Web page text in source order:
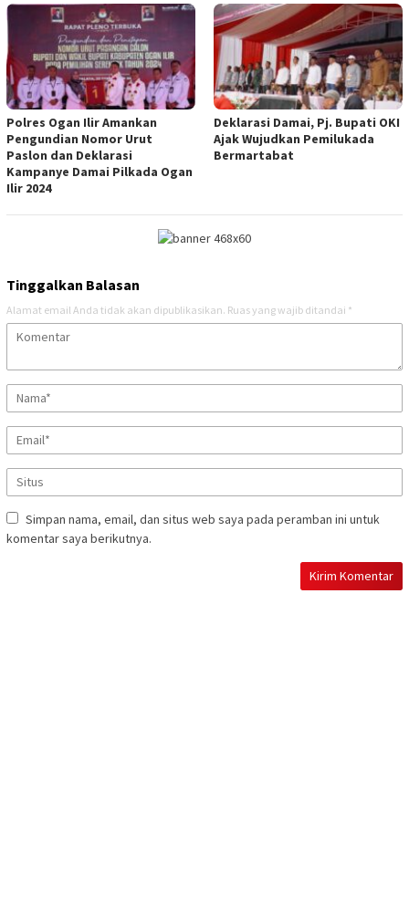
Polres Ogan Ilir Amankan
Pengundian Nomor Urut
Paslon dan Deklarasi
Kampanye Damai Pilkada Ogan
Ilir 2024
Deklarasi Damai, Pj. Bupati OKI
Ajak Wujudkan Pemilukada
Bermartabat
Tinggalkan Balasan
Alamat email Anda tidak akan dipublikasikan. Ruas yang wajib ditandai *
Simpan nama, email, dan situs web saya pada peramban ini untuk
komentar saya berikutnya.